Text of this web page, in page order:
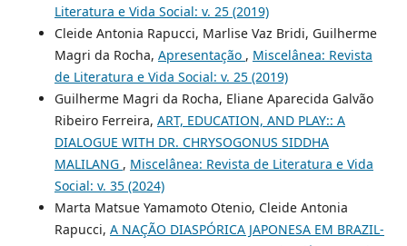
Literatura e Vida Social: v. 25 (2019)
Cleide Antonia Rapucci, Marlise Vaz Bridi, Guilherme
Magri da Rocha, Apresentação , Miscelânea: Revista
de Literatura e Vida Social: v. 25 (2019)
Guilherme Magri da Rocha, Eliane Aparecida Galvão
Ribeiro Ferreira, ART, EDUCATION, AND PLAY:: A
DIALOGUE WITH DR. CHRYSOGONUS SIDDHA
MALILANG , Miscelânea: Revista de Literatura e Vida
Social: v. 35 (2024)
Marta Matsue Yamamoto Otenio, Cleide Antonia
Rapucci, A NAÇÃO DIASPÓRICA JAPONESA EM BRAZIL-